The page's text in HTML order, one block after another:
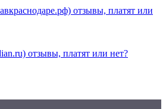
отзывы, платят или
отзывы, платят или нет?